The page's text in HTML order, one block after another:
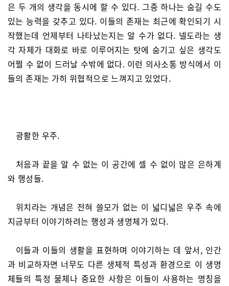
은 두 개의 생각을 동시에 할 수 있다. 그중 하나는 숨길 수도
있는 능력을 갖추고 있다. 이들의 존재는 최근에 확인되기 시
작했는데 언제부터 나타났는지는 알 수가 없다. 넬도라는 생
각 자체가 대화로 바로 이루어지는 탓에 숨기고 싶은 생각도
어쩔 수 없이 드러날 수밖에 없다. 이런 의사소통 방식에서 이
들의 존재는 가히 위협적으로 느껴지고 있었다.
광활한 우주.
처음과 끝을 알 수 없는 이 공간에 셀 수 없이 많은 은하계
와 행성들.
위치라는 개념은 전혀 쓸모가 없는 이 넓디넓은 우주 속에
지금부터 이야기하려는 행성과 생명체가 있다.
이들과 이들의 생활을 표현하며 이야기하는 데 앞서, 인간
과 비교하자면 너무도 다른 생체적 특성과 환경으로 이 생명
체들의 특정 물체나 중요한 사항은 이들이 사용하는 명칭을